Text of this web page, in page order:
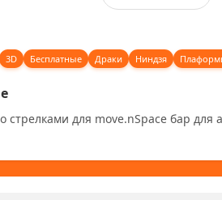
3D Бесплатные Драки Ниндзя
стрелками для move.nSpace бар для